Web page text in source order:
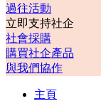
過往活動
立即支持社企
社會採購
購買社企產品
與我們協作
主頁